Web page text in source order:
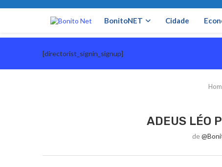
BonitoNET Cidade
[directorist_signin_signup]
ADEUS LÉO
de